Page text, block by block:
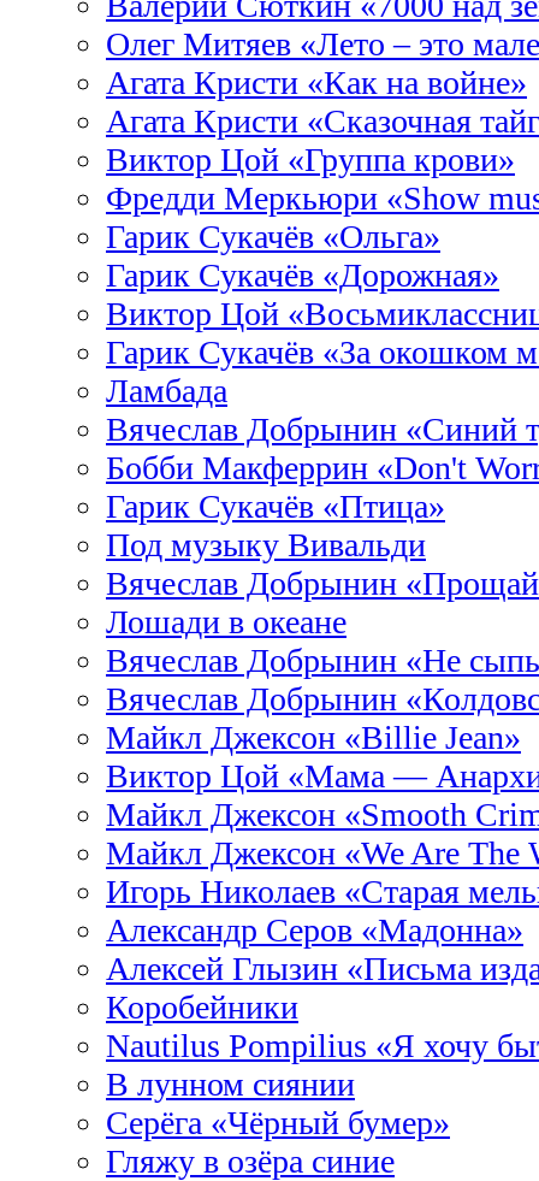
Олег Митяев «Лето – это
Агата Кристи «Как на войне»
Агата Кристи «Сказочная
Виктор Цой «Группа крови»
Фредди Меркьюри «Show
Гарик Сукачёв «Ольга»
Гарик Сукачёв «Дорожная»
Виктор Цой
Гарик Сукачёв «За окошком
Ламбада
Вячеслав Добрынин «Синий
Бобби Макферрин «Don't
Гарик Сукачёв «Птица»
Под музыку Вивальди
Вячеслав Добрынин
Лошади в океане
Вячеслав Добрынин «Не
Вячеслав Добрынин
Майкл Джексон «Billie Jean»
Виктор Цой «Мама —
Майкл Джексон «Smooth
Майкл Джексон «We Are The
Игорь Николаев «Старая
Александр Серов «Мадонна»
Алексей Глызин «Письма
Коробейники
Nautilus Pompilius «Я хочу
В лунном сиянии
Серёга «Чёрный бумер»
Гляжу в озёра синие